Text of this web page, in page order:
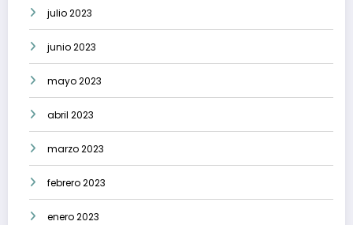
julio 2023
junio 2023
mayo 2023
abril 2023
marzo 2023
febrero 2023
enero 2023